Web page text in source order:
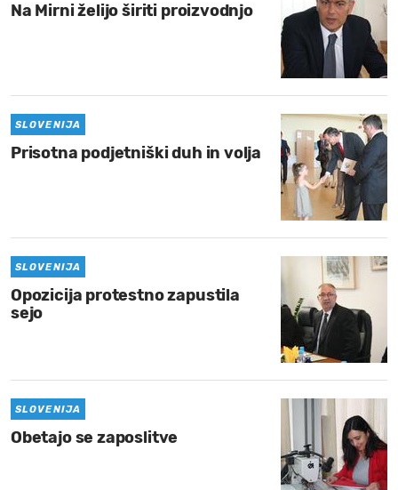
Na Mirni želijo širiti proizvodnjo
SLOVENIJA
Prisotna podjetniški duh in volja
SLOVENIJA
Opozicija protestno zapustila
sejo
SLOVENIJA
Obetajo se zaposlitve